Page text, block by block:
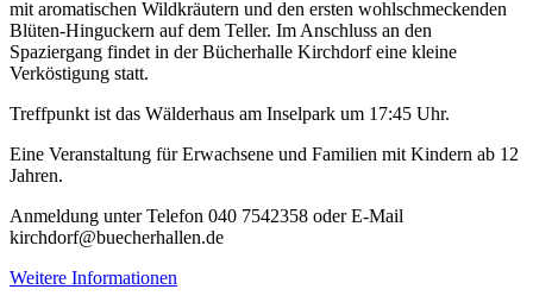
mit aromatischen Wildkräutern und den ersten wohlschmeckenden
Blüten-Hinguckern auf dem Teller. Im Anschluss an den
Spaziergang findet in der Bücherhalle Kirchdorf eine kleine
Verköstigung statt.
Treffpunkt ist das Wälderhaus am Inselpark um 17:45 Uhr.
Eine Veranstaltung für Erwachsene und Familien mit Kindern ab 12
Jahren.
Anmeldung unter Telefon 040 7542358 oder E-Mail
kirchdorf@buecherhallen.de
Weitere Informationen